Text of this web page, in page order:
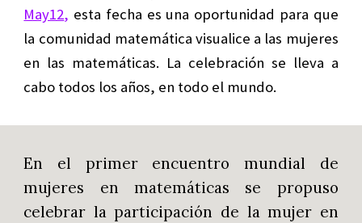
May12, esta fecha es una oportunidad para que
la comunidad matemática visualice a las mujeres
en las matemáticas. La celebración se lleva a
cabo todos los años, en todo el mundo.
En el primer encuentro mundial de
mujeres en matemáticas se propuso
celebrar la participación de la mujer en